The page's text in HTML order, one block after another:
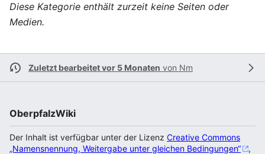
Diese Kategorie enthält zurzeit keine Seiten oder
Medien.
Zuletzt bearbeitet vor 5 Monaten von Nm
OberpfalzWiki
Der Inhalt ist verfügbar unter der Lizenz Creative Commons
„Namensnennung, Weitergabe unter gleichen Bedingungen“
,